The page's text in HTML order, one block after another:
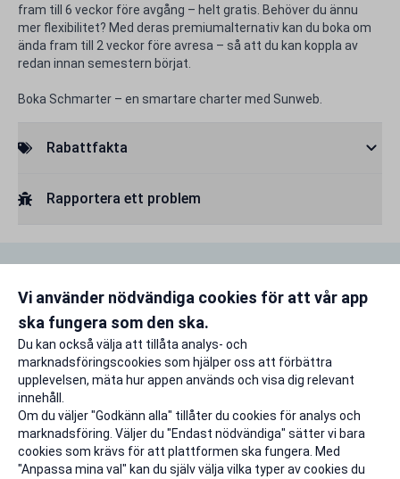
fram till 6 veckor före avgång – helt gratis. Behöver du ännu
mer flexibilitet? Med deras premiumalternativ kan du boka om
ända fram till 2 veckor före avresa – så att du kan koppla av
redan innan semestern börjat.
Boka Schmarter – en smartare charter med Sunweb.
Rabattfakta
Rapportera ett problem
kommer du fortfarande kunna ta del av grymma
studentrabatter,
men numera hos Sunweb
Vi använder nödvändiga cookies för att vår app
ska fungera som den ska.
Du kan också välja att tillåta analys- och
marknadsföringscookies som hjälper oss att förbättra
upplevelsen, mäta hur appen används och visa dig relevant
innehåll.
Om du väljer "Godkänn alla" tillåter du cookies för analys och
marknadsföring. Väljer du "Endast nödvändiga" sätter vi bara
cookies som krävs för att plattformen ska fungera. Med
"Anpassa mina val" kan du själv välja vilka typer av cookies du